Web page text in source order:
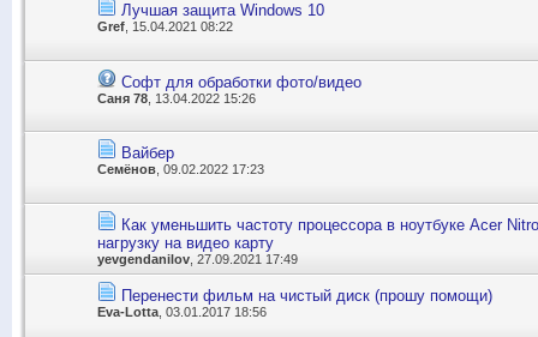
Лучшая защита Windows 10
Gref, 15.04.2021 08:22
Софт для обработки фото/видео
Саня 78 , 13.04.2022 15:26
Вайбер
Семёнов , 09.02.2022 17:23
Как уменьшить частоту процессора в ноутбуке Асеr
нагрузку на видео карту
yevgendanilov , 27.09.2021 17:49
Перенести фильм на чистый диск (прошу помощи)
Eva-Lotta , 03.01.2017 18:56